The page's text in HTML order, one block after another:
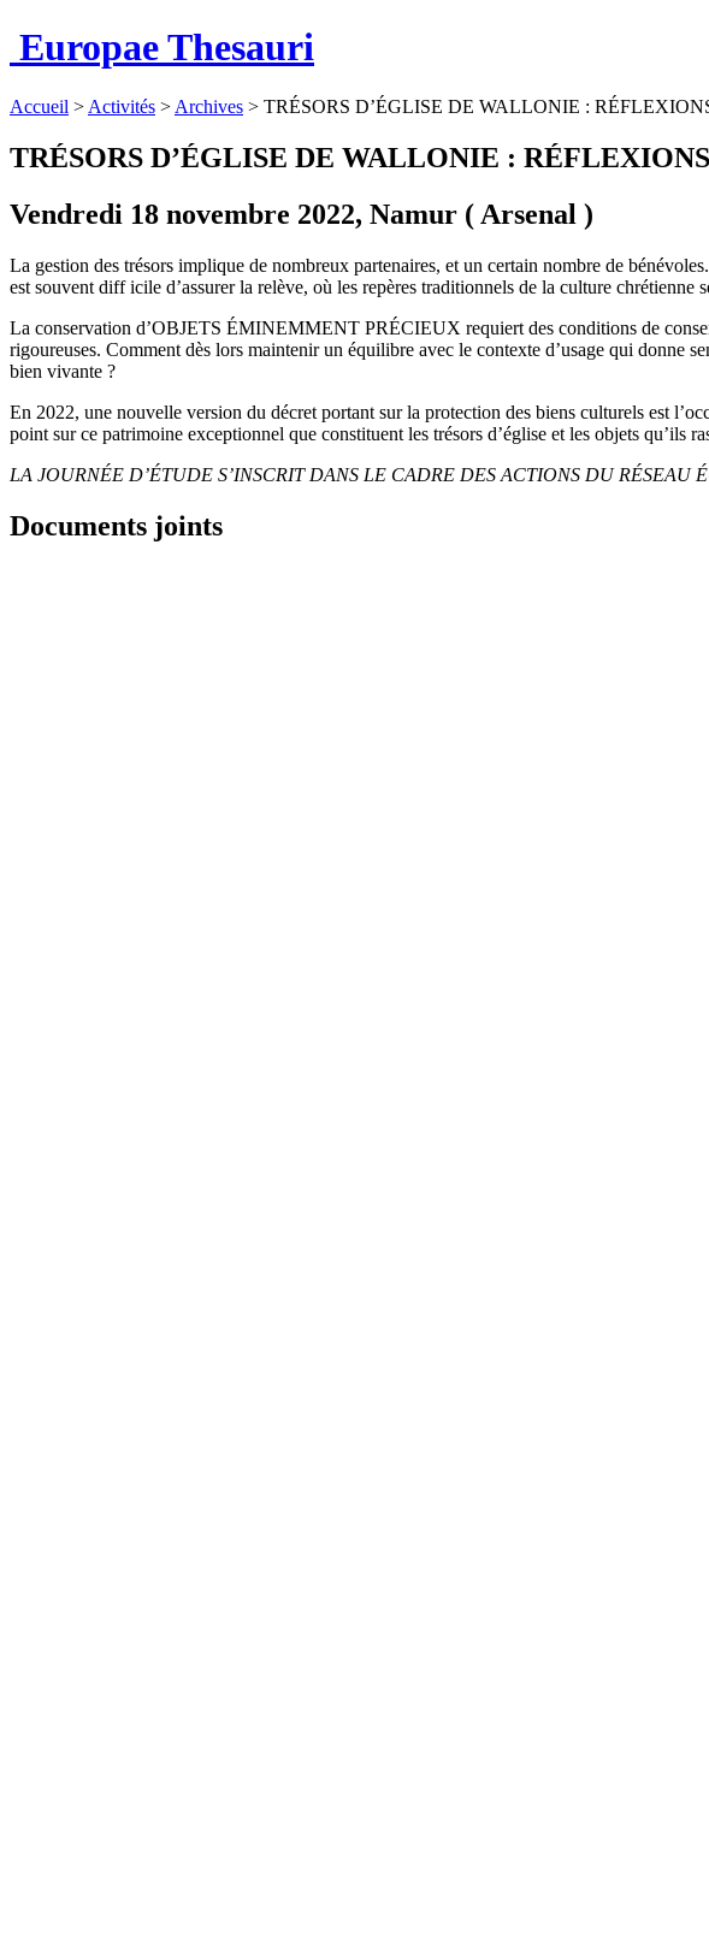
Europae Thesauri
Accueil > Activités > Archives > TRÉSORS D’ÉGLISE DE WALLONIE :
TRÉSORS D’ÉGLISE DE WALLONIE :
Vendredi 18 novembre 2022, Namur ( Arsenal )
La gestion des trésors implique de nombreux partenaires, et un certain nombre de
est souvent diff icile d’assurer la relève, où les repères traditionnels de la culture chrétienne
La conservation d’OBJETS ÉMINEMMENT PRÉCIEUX requiert des conditions de
rigoureuses. Comment dès lors maintenir un équilibre avec le contexte d’usage qui donne
bien vivante ?
En 2022, une nouvelle version du décret portant sur la protection des biens culturels est
point sur ce patrimoine exceptionnel que constituent les trésors d’église et les objets qu’ils
LA JOURNÉE D’ÉTUDE S’INSCRIT DANS LE CADRE DES ACTIONS DU RÉSEAU
Documents joints